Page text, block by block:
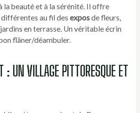
la beauté et à la sérénité. Il offre
au fil des exposde fleurs,
en terrasse. Un véritable écrin
flâner/déambuler.
: UN VILLAGE PITTORESQUE ET